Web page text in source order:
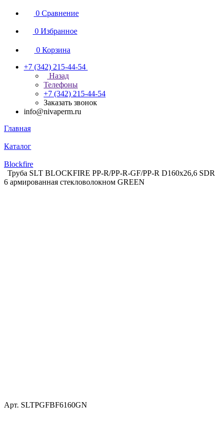
0 Сравнение
0 Избранное
0 Корзина
+7 (342) 215-44-54
Назад
Телефоны
+7 (342) 215-44-54
Заказать звонок
info@nivaperm.ru
Главная
Каталог
Blockfire
Труба SLT BLOCKFIRE PP-R/PP-R-GF/PP-R D160x26,6 SDR
6 армированная стекловолокном GREEN
Арт. SLTPGFBF6160GN